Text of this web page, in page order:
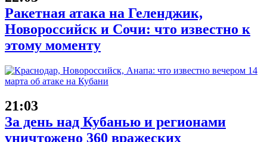
Ракетная атака на Геленджик,
Новороссийск и Сочи: что известно к
этому моменту
21:03
За день над Кубанью и регионами
уничтожено 360 вражеских